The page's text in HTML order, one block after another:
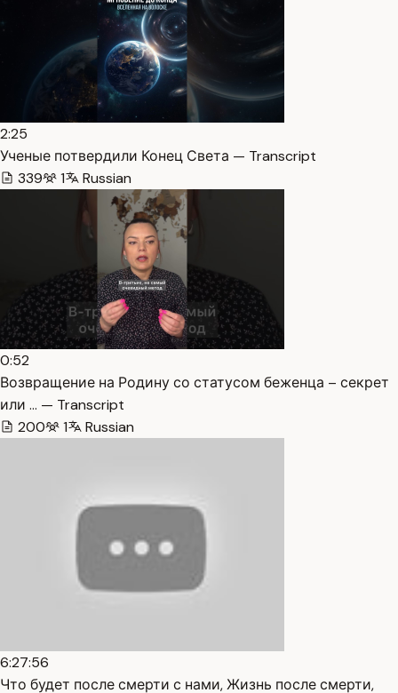
2:25
Ученые потвердили Конец Света — Transcript
339
1 Russian
0:52
Возвращение на Родину со статусом беженца – секрет
или … — Transcript
200
1 Russian
6:27:56
Что будет после смерти с нами, Жизнь после смерти,